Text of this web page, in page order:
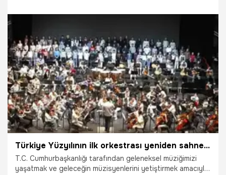
22.05.2026 Gündem
Türkiye Yüzyılının ilk orkestrası yeniden sahnede
T.C. Cumhurbaşkanlığı tarafından geleneksel müziğimizi
yaşatmak ve geleceğin müzisyenlerini yetiştirmek amacıyla,